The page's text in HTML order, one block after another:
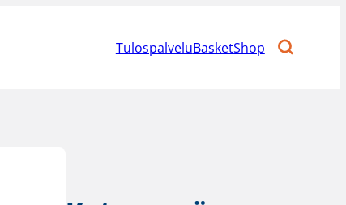
TulospalveluBasketShop